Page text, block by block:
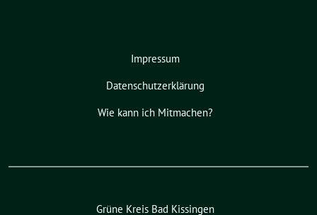
Impressum
Datenschutzerklärung
Wie kann ich Mitmachen?
Grüne Kreis Bad Kissingen